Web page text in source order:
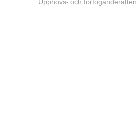
Upphovs- och